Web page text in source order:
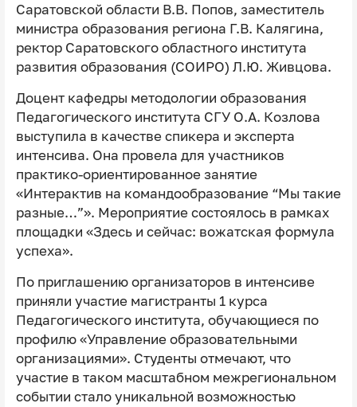
Саратовской области В.В. Попов, заместитель
министра образования региона Г.В. Калягина,
ректор Саратовского областного института
развития образования (СОИРО) Л.Ю. Живцова.
Доцент кафедры методологии образования
Педагогического института СГУ О.А. Козлова
выступила в качестве спикера и эксперта
интенсива. Она провела для участников
практико-ориентированное занятие
«Интерактив на командообразование “Мы такие
разные…”». Мероприятие состоялось в рамках
площадки «Здесь и сейчас: вожатская формула
успеха».
По приглашению организаторов в интенсиве
приняли участие магистранты 1 курса
Педагогического института, обучающиеся по
профилю «Управление образовательными
организациями». Студенты отмечают, что
участие в таком масштабном межрегиональном
событии стало уникальной возможностью